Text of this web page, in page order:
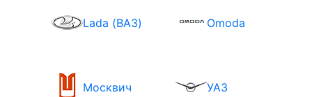
Lada (ВАЗ) Omoda
Москвич УАЗ